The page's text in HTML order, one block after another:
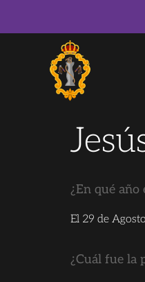
¿En qué año
El 29 de
¿Cuál fue la